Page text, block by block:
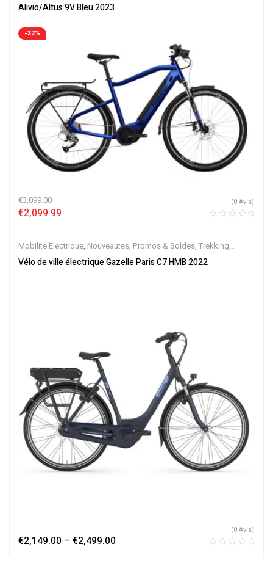
Alivio/Altus 9V Bleu 2023
-32%
€3,099.00
€2,099.99
(0 Avis)
Mobilite Electrique, Nouveautes, Promos & Soldes, Trekking
électrique,Vélo électrique ville,Velos Electriques,VTC Electrique
Vélo de ville électrique Gazelle Paris C7 HMB 2022
€2,149.00 – €2,499.00
(0 Avis)